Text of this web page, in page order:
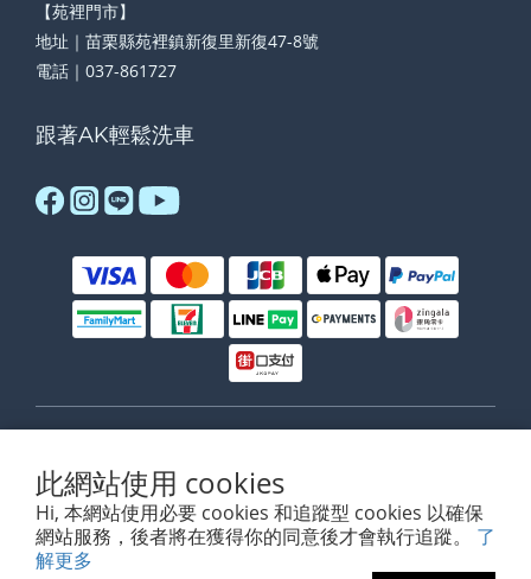
此網站使用 cookies
Hi, 本網站使用必要 cookies 和追蹤型 cookies 以確保
網站服務，後者將在獲得你的同意後才會執行追蹤。 了
解更多
【苑裡門市】
地址｜苗栗縣苑裡鎮新復里新復47-8號
電話｜037-861727
跟著AK輕鬆洗車